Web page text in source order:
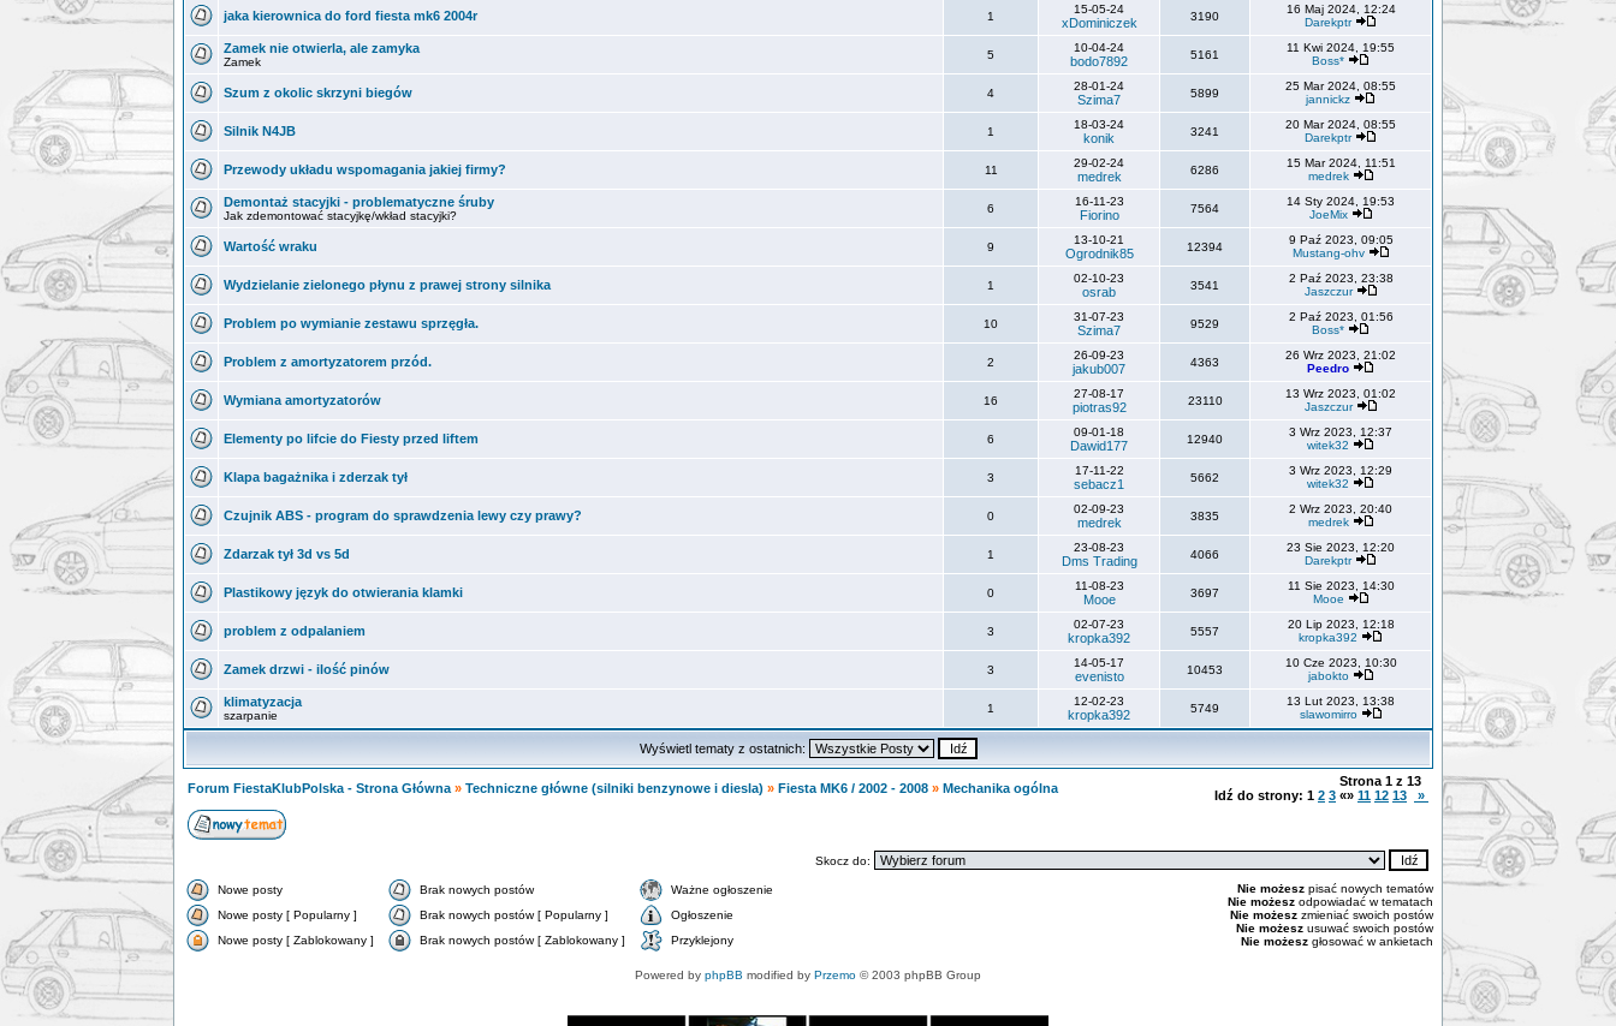
jaka kierownica do ford fiesta mk6 2004r 1
15-05-24
xDominiczek 3190
16 Maj 2024, 12:24
Darekptr
Zamek nie otwierla, ale zamyka
Zamek
5
10-04-24
bodo7892 5161
11 Kwi 2024, 19:55
Boss*
Szum z okolic skrzyni biegów 4
28-01-24
Szima7 5899
25 Mar 2024, 08:55
jannickz
Silnik N4JB 1
18-03-24
konik 3241
20 Mar 2024, 08:55
Darekptr
Przewody układu wspomagania jakiej firmy? 11
29-02-24
medrek 6286
15 Mar 2024, 11:51
medrek
Demontaż stacyjki - problematyczne śruby
Jak zdemontować stacyjkę/wkład stacyjki?
6
16-11-23
Fiorino 7564
14 Sty 2024, 19:53
JoeMix
Wartość wraku 9
13-10-21
Ogrodnik85 12394
9 Paź 2023, 09:05
Mustang-ohv
Wydzielanie zielonego płynu z prawej strony silnika 1
02-10-23
osrab 3541
2 Paź 2023, 23:38
Jaszczur
Problem po wymianie zestawu sprzęgła. 10
31-07-23
Szima7 9529
2 Paź 2023, 01:56
Boss*
Problem z amortyzatorem przód. 2
26-09-23
jakub007 4363
26 Wrz 2023, 21:02
Peedro
Wymiana amortyzatorów 16
27-08-17
piotras92 23110
13 Wrz 2023, 01:02
Jaszczur
Elementy po lifcie do Fiesty przed liftem 6
09-01-18
Dawid177 12940
3 Wrz 2023, 12:37
witek32
Klapa bagażnika i zderzak tył 3
17-11-22
sebacz1 5662
3 Wrz 2023, 12:29
witek32
Czujnik ABS - program do sprawdzenia lewy czy prawy? 0
02-09-23
medrek 3835
2 Wrz 2023, 20:40
medrek
Zdarzak tył 3d vs 5d 1
23-08-23
Dms Trading 4066
23 Sie 2023, 12:20
Darekptr
Plastikowy język do otwierania klamki 0
11-08-23
Mooe 3697
11 Sie 2023, 14:30
Mooe
problem z odpalaniem 3
02-07-23
kropka392 5557
20 Lip 2023, 12:18
kropka392
Zamek drzwi - ilość pinów 3
14-05-17
evenisto 10453
10 Cze 2023, 10:30
jabokto
klimatyzacja
szarpanie
1
12-02-23
kropka392 5749
13 Lut 2023, 13:38
slawomirro
Wyświetl tematy z ostatnich:
Forum FiestaKlubPolska - Strona Główna » Techniczne główne (silniki benzynowe i diesla) » Fiesta MK6 / 2002 - 2008 » Mechanika ogólna Strona 1 z 13
Idź do strony: 1 2 3 «» 11 12 13 »
Skocz do:
Nowe posty Brak nowych postów
Ważne ogłoszenie
Nowe posty [ Popularny ]
Brak nowych postów [ Popularny ]
Ogłoszenie
Nowe posty [ Zablokowany ]
Brak nowych postów [ Zablokowany ] Przyklejony
Nie możesz pisać nowych tematów
Nie możesz odpowiadać w tematach
Nie możesz zmieniać swoich postów
Nie możesz usuwać swoich postów
Nie możesz głosować w ankietach
Powered by phpBB modified by Przemo © 2003 phpBB Group